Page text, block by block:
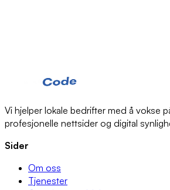
Vi hjelper lokale bedrifter med å vokse
profesjonelle nettsider og digital
Sider
Om oss
Tjenester